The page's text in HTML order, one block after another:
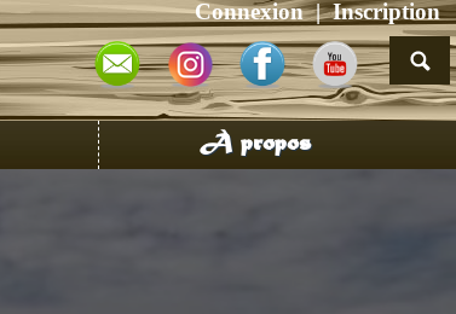
Connexion Inscription
À propos